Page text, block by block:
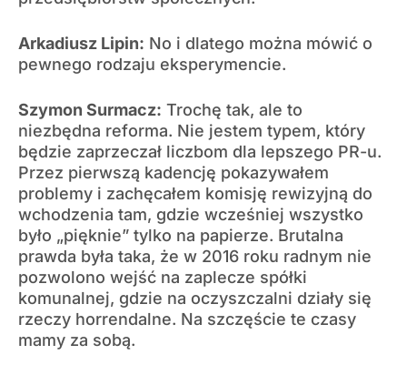
Arkadiusz Lipin: No i dlatego można mówić o
pewnego rodzaju eksperymencie.
Szymon Surmacz: Trochę tak, ale to
niezbędna reforma. Nie jestem typem, który
będzie zaprzeczał liczbom dla lepszego PR-u.
Przez pierwszą kadencję pokazywałem
problemy i zachęcałem komisję rewizyjną do
wchodzenia tam, gdzie wcześniej wszystko
było „pięknie” tylko na papierze. Brutalna
prawda była taka, że w 2016 roku radnym nie
pozwolono wejść na zaplecze spółki
komunalnej, gdzie na oczyszczalni działy się
rzeczy horrendalne. Na szczęście te czasy
mamy za sobą.